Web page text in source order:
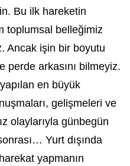
Bu ilk hareketin
toplumsal belleğimiz
Ancak işin bir boyutu
perde arkasını bilmeyiz.
en büyük
gelişmeleri ve
olaylarıyla günbegün
Yurt dışında
yapmanın